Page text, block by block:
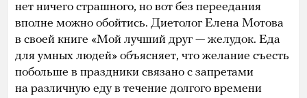
нет ничего страшного, но вот без переедания
вполне можно обойтись. Диетолог Елена Мотова
в своей книге «Мой лучший друг — желудок. Еда
для умных людей» объясняет, что желание съесть
побольше в праздники связано с запретами
на различную еду в течение долгого времени